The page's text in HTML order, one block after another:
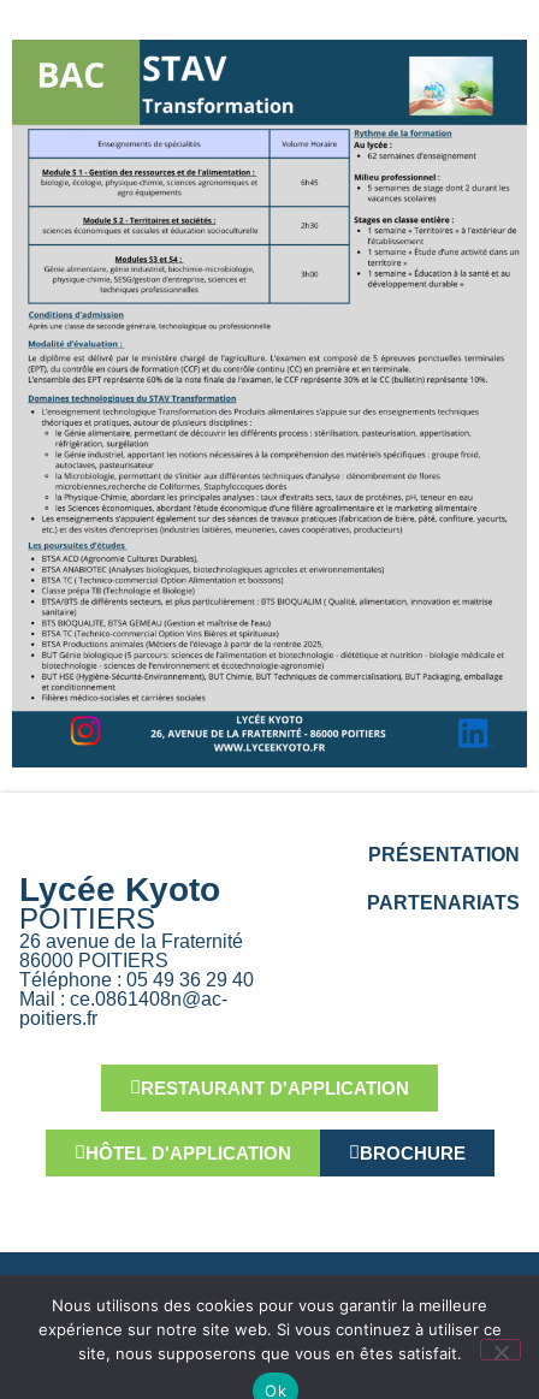
Lycée Kyoto
POITIERS
26 avenue de la Fraternité
86000 POITIERS
Téléphone : 05 49 36 29 40
Mail : ce.0861408n@ac-
poitiers.fr
PRÉSENTATION
PARTENARIATS
RESTAURANT D'APPLICATION
HÔTEL D'APPLICATION BROCHURE
réalisationEkole.fr
Nous utilisons des cookies pour vous garantir la meilleure
expérience sur notre site web. Si vous continuez à utiliser ce
site, nous supposerons que vous en êtes satisfait.
Ok
Engagé pour l’environnement : compensation de l’impact